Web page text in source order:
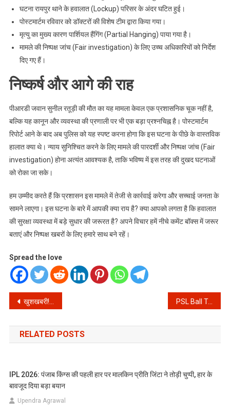
घटना रायपुर थाने के हवालात (Lockup) परिसर के अंदर घटित हुई।
पोस्टमार्टम रविवार को डॉक्टरों की विशेष टीम द्वारा किया गया।
मृत्यु का मुख्य कारण पार्शियल हैंगिंग (Partial Hanging) पाया गया है।
मामले की निष्पक्ष जांच (Fair investigation) के लिए उच्च अधिकारियों को निर्देश
दिए गए हैं।
निष्कर्ष और आगे की राह
पीआरडी जवान सुनील रतूड़ी की मौत का यह मामला केवल एक प्रशासनिक चूक नहीं है,
बल्कि यह कानून और व्यवस्था की प्रणाली पर भी एक बड़ा प्रश्नचिह्न है। पोस्टमार्टम
रिपोर्ट आने के बाद अब पुलिस को यह स्पष्ट करना होगा कि इस घटना के पीछे के वास्तविक
हालात क्या थे। न्याय सुनिश्चित करने के लिए मामले की पारदर्शी और निष्पक्ष जांच (Fair
investigation) होना अत्यंत आवश्यक है, ताकि भविष्य में इस तरह की दुखद घटनाओं
को रोका जा सके।
हम उम्मीद करते हैं कि प्रशासन इस मामले में तेजी से कार्रवाई करेगा और सच्चाई जनता के
सामने लाएगा। इस घटना के बारे में आपकी क्या राय है? क्या आपको लगता है कि हवालात
की सुरक्षा व्यवस्था में बड़े सुधार की जरूरत है? अपने विचार हमें नीचे कमेंट बॉक्स में जरूर
बताएं और निष्पक्ष खबरों के लिए हमारे साथ बने रहें।
Spread the love
Post
navigation
खुशखबरी! पेट्रोल-डीजल की कीमतों में ₹10 की भारी कटौती, पश्चिम एशिया संकट के बीच भारत का बड़ा कदम PSL Ball Tampering: राशिद लतीफ का बड़ा खुलासा, क्या सिर्फ पब्लिसिटी स्टंट है ये पूरा विवाद?
RELATED POSTS
IPL 2026: पंजाब किंग्स की पहली हार पर मालकिन प्रीति जिंटा ने तोड़ी चुप्पी, हार के
बावजूद दिया बड़ा बयान
Upendra Agrawal